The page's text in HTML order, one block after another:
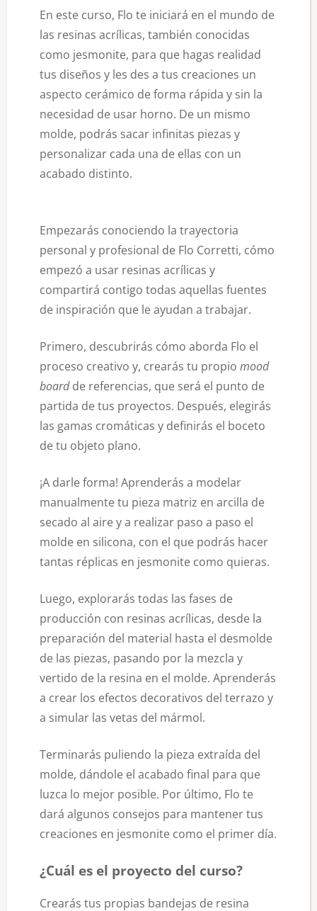
En este curso, Flo te iniciará en el mundo de
las resinas acrílicas, también conocidas
como jesmonite, para que hagas realidad
tus diseños y les des a tus creaciones un
aspecto cerámico de forma rápida y sin la
necesidad de usar horno. De un mismo
molde, podrás sacar infinitas piezas y
personalizar cada una de ellas con un
acabado distinto.
Empezarás conociendo la trayectoria
personal y profesional de Flo Corretti, cómo
empezó a usar resinas acrílicas y
compartirá contigo todas aquellas fuentes
de inspiración que le ayudan a trabajar.
Primero, descubrirás cómo aborda Flo el
proceso creativo y, crearás tu propio mood
boardde referencias, que será el punto de
partida de tus proyectos. Después, elegirás
las gamas cromáticas y definirás el boceto
de tu objeto plano.
¡A darle forma! Aprenderás a modelar
manualmente tu pieza matriz en arcilla de
secado al aire y a realizar paso a paso el
molde en silicona, con el que podrás hacer
tantas réplicas en jesmonite como quieras.
Luego, explorarás todas las fases de
producción con resinas acrílicas, desde la
preparación del material hasta el desmolde
de las piezas, pasando por la mezcla y
vertido de la resina en el molde. Aprenderás
a crear los efectos decorativos del terrazo y
a simular las vetas del mármol.
Terminarás puliendo la pieza extraída del
molde, dándole el acabado final para que
luzca lo mejor posible. Por último, Flo te
dará algunos consejos para mantener tus
creaciones en jesmonite como el primer día.
¿Cuál es el proyecto del curso?
Crearás tus propias bandejas de resina